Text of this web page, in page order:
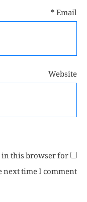
Email
*
Website
in this browser for
next time I comment.